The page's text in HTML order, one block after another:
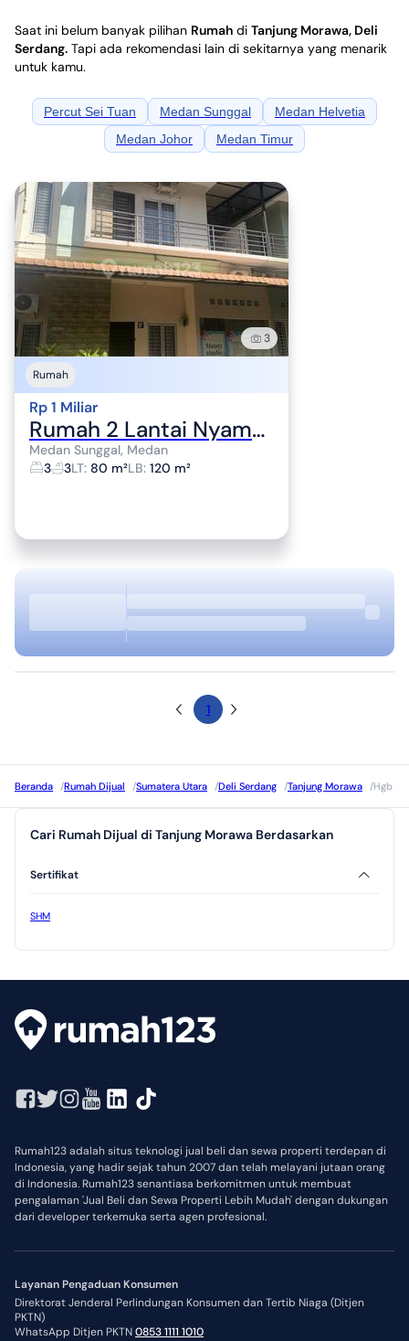
Saat ini belum banyak pilihan Rumah di Tanjung Morawa, Deli
Serdang. Tapi ada rekomendasi lain di sekitarnya yang menarik
untuk kamu.
Percut Sei Tuan Medan Sunggal
Medan Helvetia
Medan Johor
Medan Timur
3
Rumah
Rp 1 Miliar
Rumah 2 Lantai Nyaman Lokasi Strategis di Komplek Aquila, Sei Sikambing, Medan
Medan Sunggal, Medan
3
3LT: 80 m²LB: 120 m²
1
Beranda /Rumah Dijual /Sumatera Utara /Deli Serdang /Tanjung Morawa /Hgb
Cari Rumah Dijual di Tanjung Morawa Berdasarkan
Sertifikat
SHM
Rumah123 adalah situs teknologi jual beli dan sewa properti terdepan di
Indonesia, yang hadir sejak tahun 2007 dan telah melayani jutaan orang
di Indonesia. Rumah123 senantiasa berkomitmen untuk membuat
pengalaman 'Jual Beli dan Sewa Properti Lebih Mudah' dengan dukungan
dari developer terkemuka serta agen profesional.
Layanan Pengaduan Konsumen
Direktorat Jenderal Perlindungan Konsumen dan Tertib Niaga (Ditjen
PKTN)
WhatsApp Ditjen PKTN0853 1111 1010